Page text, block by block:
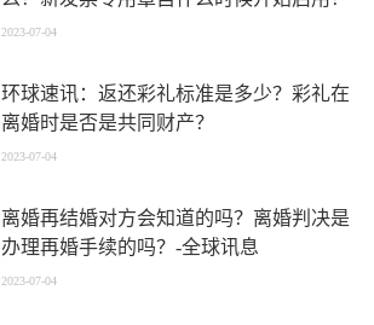
2023-07-04
环球速讯：返还彩礼标准是多少？彩礼在
离婚时是否是共同财产？
2023-07-04
离婚再结婚对方会知道的吗？离婚判决是
办理再婚手续的吗？-全球讯息
2023-07-04